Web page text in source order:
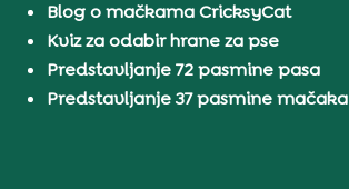
Blog o mačkama CricksyCat
Kviz za odabir hrane za pse
Predstavljanje 72 pasmine pasa
Predstavljanje 37 pasmine mačaka